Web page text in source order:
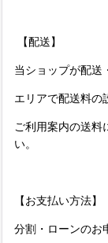
【配送】
当ショップが配送
エリアで配送料の
ご利用案内の送料
い。
【お支払い方法】
分割・ローンのお